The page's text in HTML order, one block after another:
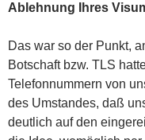
Ablehnung Ihres
Das war so der Punkt,
Botschaft bzw. TLS
Telefonnummern von
des Umstandes, daß
deutlich auf den